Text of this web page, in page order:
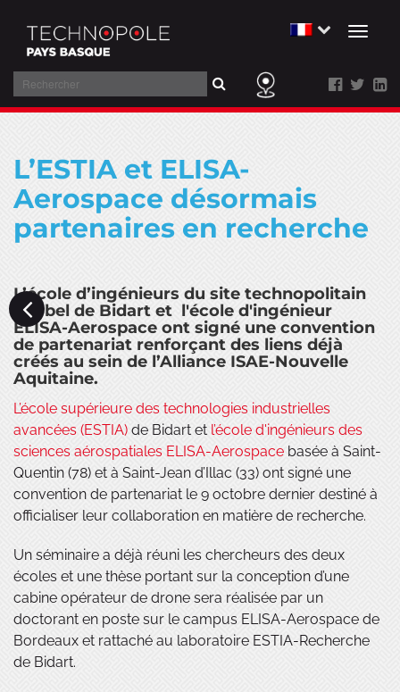
contenu
Toggle
Rechercher
L’ESTIA et ELISA-
Aerospace désormais
partenaires en recherche
L’école d’ingénieurs du site technopolitain
Izarbel de Bidart et l'école d'ingénieur
ELISA-Aerospace ont signé une convention
de partenariat renforçant des liens déjà
créés au sein de l’Alliance ISAE-Nouvelle
Aquitaine.
L’école supérieure des technologies industrielles
avancées (ESTIA) de Bidart et l’école d'ingénieurs des
sciences aérospatiales ELISA-Aerospace basée à Saint-
Quentin (78) et à Saint-Jean d’Illac (33) ont signé une
convention de partenariat le 9 octobre dernier destiné à
officialiser leur collaboration en matière de recherche.
Un séminaire a déjà réuni les chercheurs des deux
écoles et une thèse portant sur la conception d’une
cabine opérateur de drone sera réalisée par un
doctorant en poste sur le campus ELISA-Aerospace de
Bordeaux et rattaché au laboratoire ESTIA-Recherche
de Bidart.